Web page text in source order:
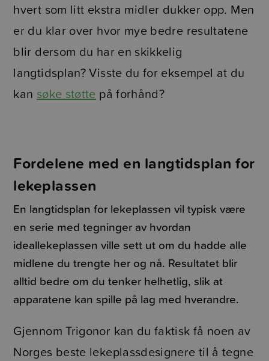
hvert som litt ekstra midler dukker opp. Men
er du klar over hvor mye bedre resultatene
blir dersom du har en skikkelig
langtidsplan? Visste du for eksempel at du
kan søke støtte på forhånd?
Fordelene med en langtidsplan for
lekeplassen
En langtidsplan for lekeplassen vil typisk være
en serie med tegninger av hvordan
ideallekeplassen ville sett ut om du hadde alle
midlene du trengte her og nå. Resultatet blir
alltid bedre om du tenker helhetlig, slik at
apparatene kan spille på lag med hverandre.
Gjennom Trigonor kan du faktisk få noen av
Norges beste lekeplassdesignere til å tegne